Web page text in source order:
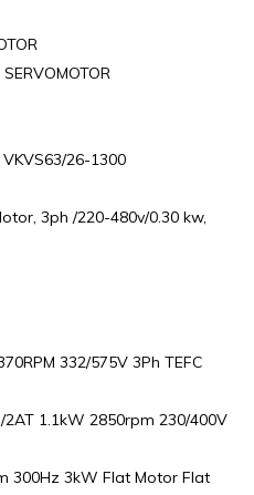
VKVS63/26-1300
3ph /220-480v/0.30 kw,
332/575V 3Ph TEFC
2AT 1.1kW 2850rpm 230/400V
300Hz 3kW Flat Motor Flat